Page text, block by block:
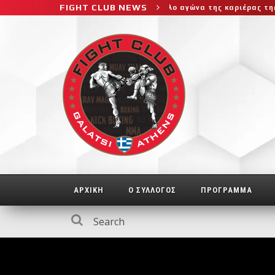
FIGHT CLUB NEWS
μεγαλύτερο και πιο δύσκολο αγώνα της καριέρας της,
ΑΡΧΙΚΗ Ο ΣΥΛΛΟΓΟΣ ΠΡΟΓΡΑΜΜΑ